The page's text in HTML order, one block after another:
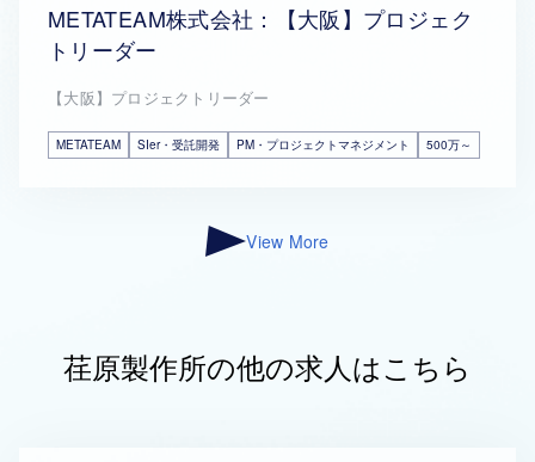
METATEAM株式会社：【大阪】プロジェク
トリーダー
【大阪】プロジェクトリーダー
METATEAM SIer・受託開発 PM・プロジェクトマネジメント 500万～
View More
荏原製作所の他の求人はこちら